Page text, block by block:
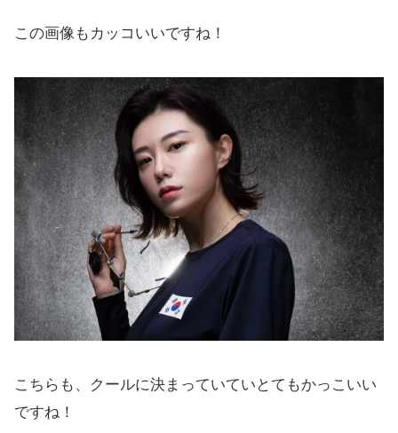
この画像もカッコいいですね！
こちらも、クールに決まっていていとてもかっこいい
ですね！